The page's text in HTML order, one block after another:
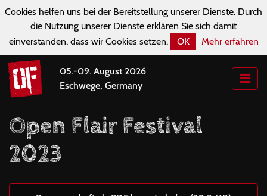
Cookies helfen uns bei der Bereitstellung unserer Dienste. Durch
die Nutzung unserer Dienste erklären Sie sich damit
einverstanden, dass wir Cookies setzen.
OK Mehr erfahren
05.-09. August 2026
Eschwege, Germany
Open Flair Festival
2023